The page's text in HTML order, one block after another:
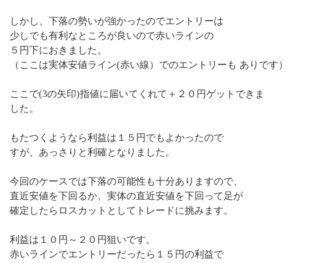
しかし、下落の勢いが強かったのでエントリーは
少しでも有利なところが良いので赤いラインの
５円下におきました。
（ここは実体安値ライン(赤い線）でのエントリーも ありです）
ここで(3の矢印)指値に届いてくれて＋２０円ゲットできま
した。
もたつくようなら利益は１５円でもよかったので
すが、あっさりと利確となりました。
今回のケースでは下落の可能性も十分ありますので、
直近安値を下回るか、実体の直近安値を下回って足が
確定したらロスカットとしてトレードに挑みます。
利益は１０円～２０円狙いです。
赤いラインでエントリーだったら１５円の利益で